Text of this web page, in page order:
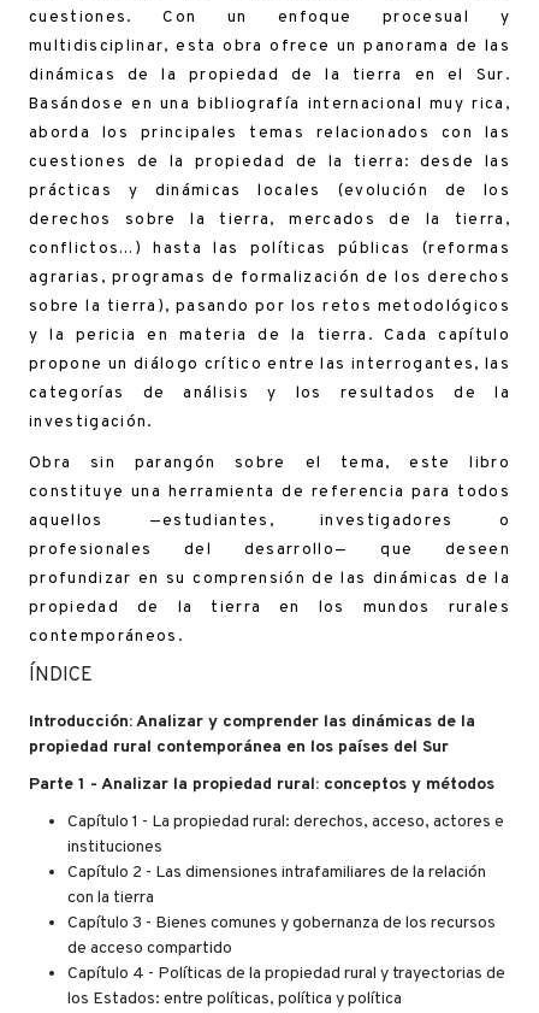
cuestiones. Con un enfoque procesual y
multidisciplinar, esta obra ofrece un panorama de las
dinámicas de la propiedad de la tierra en el Sur.
Basándose en una bibliografía internacional muy rica,
aborda los principales temas relacionados con las
cuestiones de la propiedad de la tierra: desde las
prácticas y dinámicas locales (evolución de los
derechos sobre la tierra, mercados de la tierra,
conflictos…) hasta las políticas públicas (reformas
agrarias, programas de formalización de los derechos
sobre la tierra), pasando por los retos metodológicos
y la pericia en materia de la tierra. Cada capítulo
propone un diálogo crítico entre las interrogantes, las
categorías de análisis y los resultados de la
investigación.
Obra sin parangón sobre el tema, este libro
constituye una herramienta de referencia para todos
aquellos —estudiantes, investigadores o
profesionales del desarrollo— que deseen
profundizar en su comprensión de las dinámicas de la
propiedad de la tierra en los mundos rurales
contemporáneos.
ÍNDICE
Introducción: Analizar y comprender las dinámicas de la
propiedad rural contemporánea en los países del Sur
Parte 1 - Analizar la propiedad rural: conceptos y métodos
Capítulo 1 - La propiedad rural: derechos, acceso, actores e
instituciones
Capítulo 2 - Las dimensiones intrafamiliares de la relación
con la tierra
Capítulo 3 - Bienes comunes y gobernanza de los recursos
de acceso compartido
Capítulo 4 - Políticas de la propiedad rural y trayectorias de
los Estados: entre políticas, política y política